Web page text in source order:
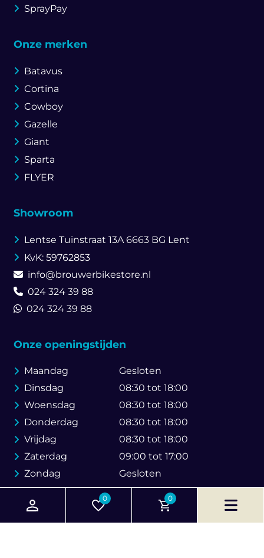
0 0
SprayPay
Onze merken
Batavus
Cortina
Cowboy
Gazelle
Giant
Sparta
FLYER
Showroom
Lentse Tuinstraat 13A6663 BG Lent
KvK: 59762853
info@brouwerbikestore.nl
024 324 39 88
024 324 39 88
Onze openingstijden
Maandag
Gesloten
Dinsdag
08:30 tot 18:00
Woensdag
08:30 tot 18:00
Donderdag
08:30 tot 18:00
Vrijdag
08:30 tot 18:00
Zaterdag
09:00 tot 17:00
Zondag
Gesloten